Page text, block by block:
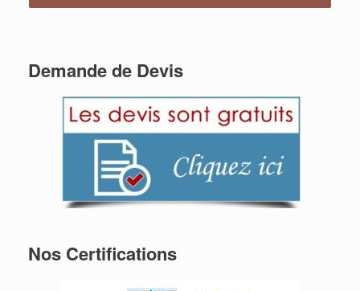
Demande de Devis
Nos Certifications